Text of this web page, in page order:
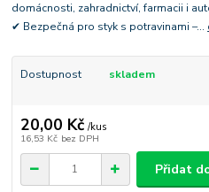
domácnosti, zahradnictví, farmacii i
✔ Bezpečná pro styk s potravinami –...
Dostupnost skladem
20,00 Kč /kus
16,53 Kč bez DPH
Přidat